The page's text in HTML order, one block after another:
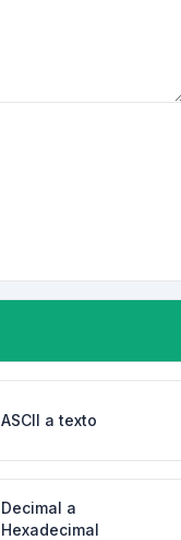
ASCII a texto
Decimal a
Hexadecimal